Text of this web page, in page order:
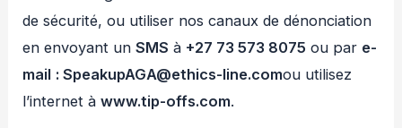
de sécurité, ou utiliser nos canaux de dénonciation
en envoyant unSMS à +27 73 573 8075 ou par e-
mail : SpeakupAGA@ethics-line.comou utilisez
l’internet àwww.tip-offs.com.